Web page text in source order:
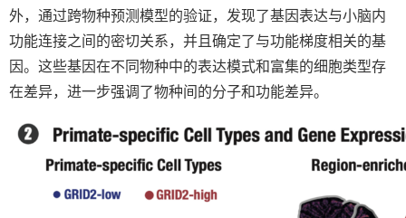
外，通过跨物种预测模型的验证，发现了基因表达与小脑内
功能连接之间的密切关系，并且确定了与功能梯度相关的基
因。这些基因在不同物种中的表达模式和富集的细胞类型存
在差异，进一步强调了物种间的分子和功能差异。